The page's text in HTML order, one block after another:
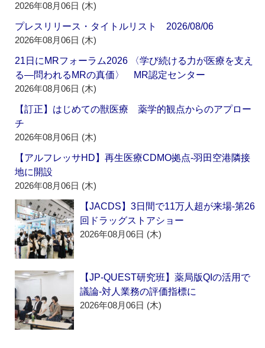
2026年08月06日 (木)
プレスリリース・タイトルリスト 2026/08/06
2026年08月06日 (木)
21日にMRフォーラム2026 〈学び続ける力が医療を支え
る―問われるMRの真価〉 MR認定センター
2026年08月06日 (木)
【訂正】はじめての獣医療 薬学的観点からのアプロー
チ
2026年08月06日 (木)
【アルフレッサHD】再生医療CDMO拠点‐羽田空港隣接
地に開設
2026年08月06日 (木)
【JACDS】3日間で11万人超が来場‐第26
回ドラッグストアショー
2026年08月06日 (木)
【JP-QUEST研究班】薬局版QIの活用で
議論‐対人業務の評価指標に
2026年08月06日 (木)